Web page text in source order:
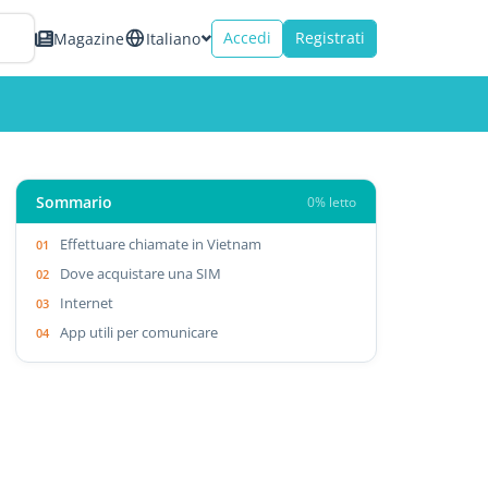
Magazine Italiano Accedi Registrati
Sommario 0% letto
Effettuare chiamate in Vietnam
Dove acquistare una SIM
Internet
App utili per comunicare